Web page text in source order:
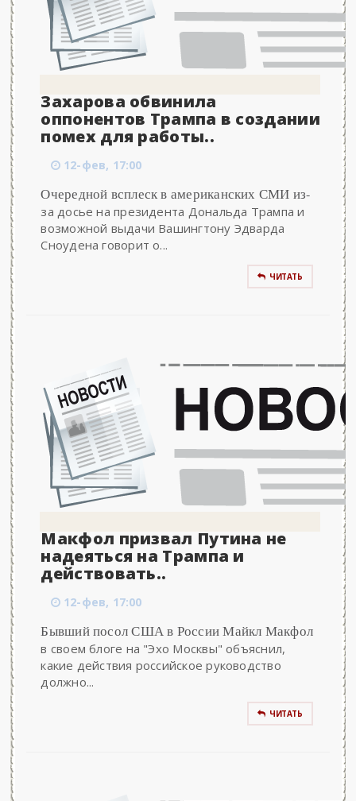
Захарова обвинила
оппонентов Трампа в создании
помех для работы..
12-фев, 17:00
Очередной всплеск в американских СМИ из-
за досье на президента Дональда Трампа и
возможной выдачи Вашингтону Эдварда
Сноудена говорит о...
ЧИТАТЬ
Макфол призвал Путина не
надеяться на Трампа и
действовать..
12-фев, 17:00
Бывший посол США в России Майкл Макфол
в своем блоге на "Эхо Москвы" объяснил,
какие действия российское руководство
должно...
ЧИТАТЬ